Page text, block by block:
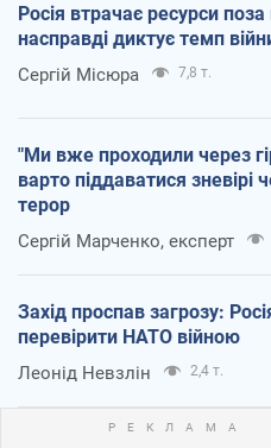
Росія втрачає ресурси
насправді диктує темп
Сергій Місюра 7,8 т.
"Ми вже проходили через
варто піддаватися зневірі
терор
Сергій Марченко, експерт
Захід проспав загрозу:
перевірити НАТО війною
Леонід Невзлін 2,4 т.